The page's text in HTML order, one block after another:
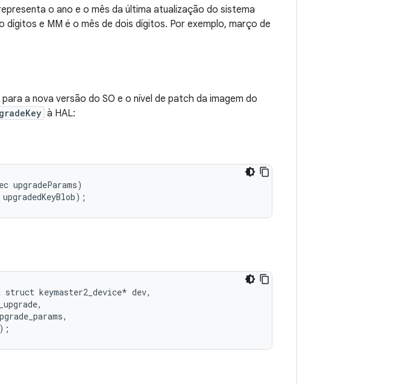
o ano e o mês da última atualização do sistema
dígitos e MM é o mês de dois dígitos. Por exemplo, março de
a nova versão do SO e o nível de patch da imagem do
à HAL:
upgradeParams)
keymaster2_device* dev,